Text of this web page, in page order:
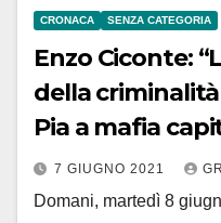
CRONACA SENZA CATEGORIA
Enzo Ciconte:
della
Pia a mafia
7 GIUGNO 2021
Domani, martedì 8